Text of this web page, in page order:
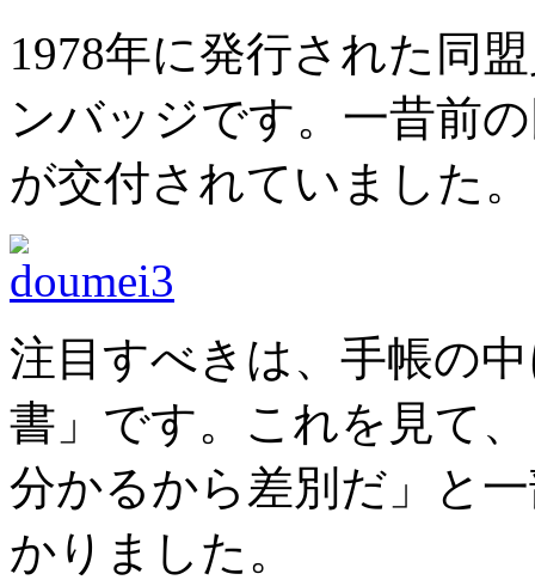
1978年に発行された同
ンバッジです。一昔前
が交付されていました。
注目すべきは、手帳の
書」です。これを見て
分かるから差別だ」と
かりました。